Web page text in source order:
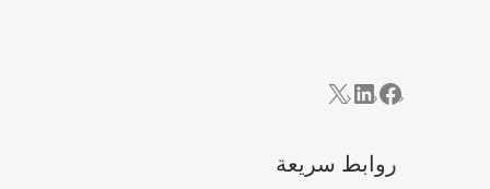
Facebook
LinkedIn
X
روابط سريعة